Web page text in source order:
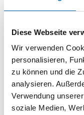
Diese Webseite
Wir verwenden
personalisieren,
zu können und die
analysieren.
Verwendung
soziale Medien,
Ergonomie:
Rutschfest:
Abnutzung: